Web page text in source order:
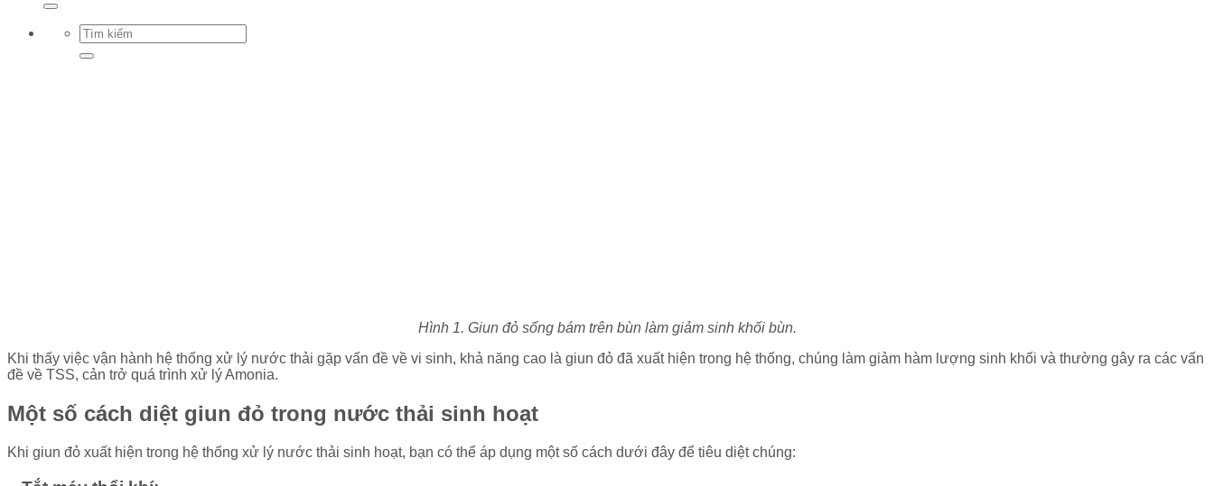
Hình 1. Giun đỏ sống bám trên bùn làm giảm sinh khối bùn.
Khi thấy việc vận hành hệ thống xử lý nước thải gặp vấn đề về vi sinh, khả năng cao là giun đỏ đã xuất hiện trong hệ thống, chúng làm giảm hàm lượng sinh khối và thường gây ra các vấn
đề về TSS, cản trở quá trình xử lý Amonia.
Một số cách diệt giun đỏ trong nước thải sinh hoạt
Khi giun đỏ xuất hiện trong hệ thống xử lý nước thải sinh hoạt, bạn có thể áp dụng một số cách dưới đây để tiêu diệt chúng: